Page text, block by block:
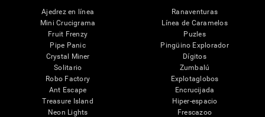
Ajedrez en línea
Mini Crucigrama
Fruit Frenzy
Pipe Panic
Crystal Miner
Solitario
Robo Factory
Ant Escape
Treasure Island
Neon Lights
Ranaventuras
Línea de Caramelos
Puzles
Pingüino Explorador
Dígitos
Zumbalú
Explotaglobos
Encrucijada
Hiper-espacio
Frescazoo